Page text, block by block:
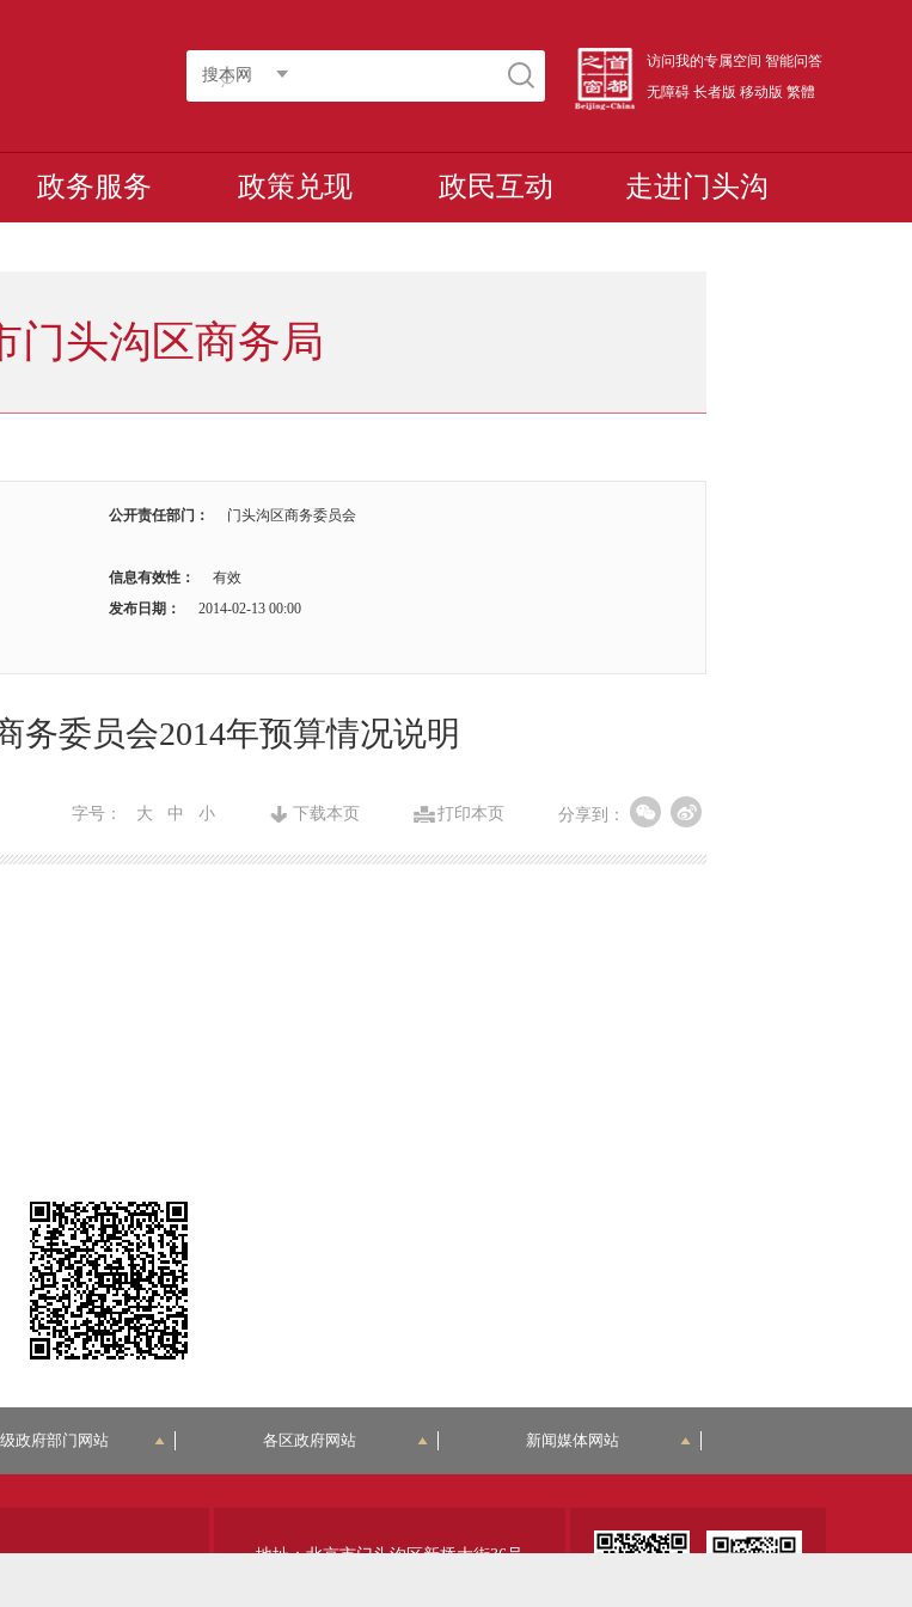
搜本网
访问我的专属空间 智能问答
无障碍 长者版 移动版 繁體
政务服务 政策兑现 政民互动 走进门头沟
门头沟区商务局
公开责任部门：
门头沟区商务委员会
信息有效性：
有效
发布日期：
2014-02-13 00:00
务委员会2014年预算情况说明
分享到：
打印本页
下载本页
字号： 大 中 小
政府部门网站 各区政府网站 新闻媒体网站
地址：北京市门头沟区新桥大街36号